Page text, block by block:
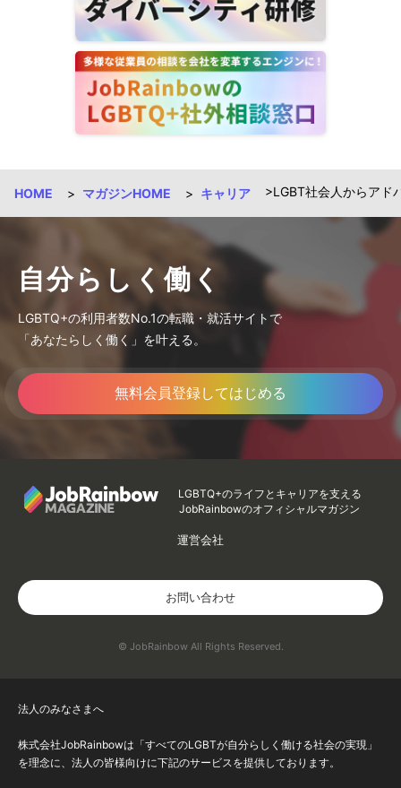
HOME マガジンHOME キャリア LGBT社会人からアド
自分らしく働く
LGBTQ+の利用者数No.1の転職・就活サイトで
「あなたらしく働く」を叶える。
無料会員登録してはじめる
LGBTQ+のライフとキャリアを支える
JobRainbowのオフィシャルマガジン
運営会社
お問い合わせ
© JobRainbow All Rights Reserved.
法人のみなさまへ
株式会社JobRainbowは「すべてのLGBTが自分らしく働ける社会の実現」
を理念に、法人の皆様向けに下記のサービスを提供しております。